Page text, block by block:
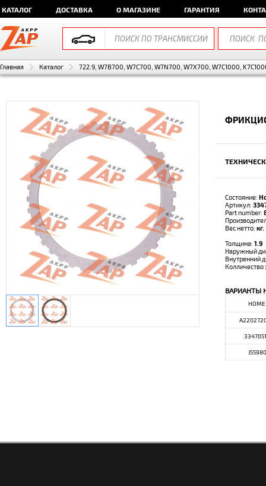
КАТАЛОГ ДОСТАВКА О МАГАЗИНЕ ГАРАНТИЯ
Главная Каталог 722.9, W7B700, W7C700, W7N700, W7X700, W7C1000,
Состояние:
Артикул:
Part number:
Вес нетто: кг.
Толщина: 1.9
Наружный
Внутренний
Колличество
ВАРИАНТЫ